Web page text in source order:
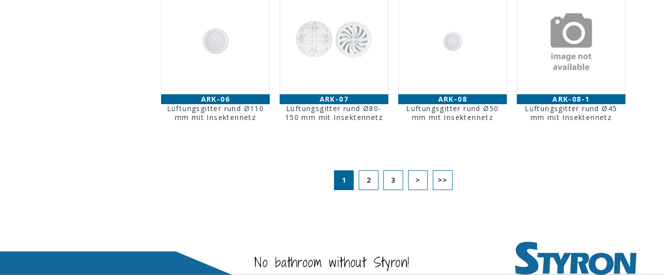
ARK-06
Lüftungsgitter rund Ø110
mm mit Insektennetz
ARK-07
Lüftungsgitter rund Ø80-
150 mm mit Insektennetz
ARK-08
Lüftungsgitter rund Ø50
mm mit Insektennetz
ARK-08-1
Lüftungsgitter rund Ø45
mm mit Insektennetz
1 2 3 > >>
No bathroom without Styron!